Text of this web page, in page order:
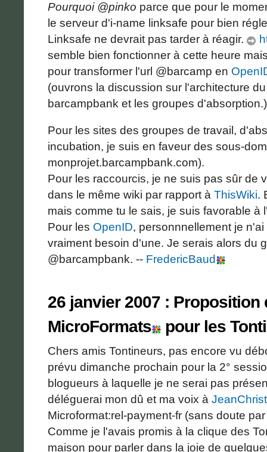
Pourquoi @pinko parce que pour le
le serveur d'i-name linksafe pour bien
Linksafe ne devrait pas tarder à réagir.
semble bien fonctionner à cette heure
pour transformer l'url @barcamp en
(ouvrons la discussion sur l'architecture
barcampbank et les groupes
Pour les sites des groupes de travail,
incubation, je suis en faveur des sous-
monprojet.barcampbank.com).
Pour les raccourcis, je ne suis pas sûr de
dans le même wiki par rapport à ThisWiki.
mais comme tu le sais, je suis favorable à
Pour les OpenID, personnnellement je
vraiment besoin d'une. Je serais alors du
@barcampbank. -- FredericBaud
26 janvier 2007 : Proposition
MicroFormats
pour les
Chers amis Tontineurs, pas encore vu
prévu dimanche prochain pour la 2°
blogueurs à laquelle je ne serai pas
déléguerai mon dû et ma voix à
Microformat:rel-payment-fr (sans doute
Comme je l'avais promis à la clique des
maison pour parler dans la joie de